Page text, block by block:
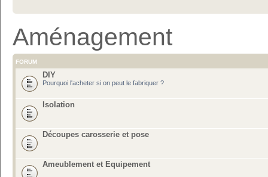
Aménagement
FORUM
DIY
Pourquoi l'acheter si on peut le fabriquer ?
Isolation
Découpes carosserie et pose
Ameublement et Equipement